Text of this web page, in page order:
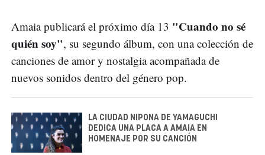
Amaia publicará el próximo día 13 "Cuando no sé
quién soy", su segundo álbum, con una colección de
canciones de amor y nostalgia acompañada de
nuevos sonidos dentro del género pop.
LA CIUDAD NIPONA DE YAMAGUCHI
DEDICA UNA PLACA A AMAIA EN
HOMENAJE POR SU CANCIÓN